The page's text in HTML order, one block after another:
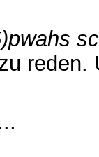
pwahs